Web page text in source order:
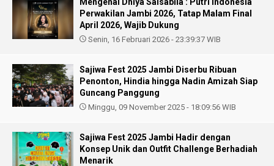
Perwakilan Jambi 2026, Tatap Malam Final
April 2026, Wajib Dukung
Senin, 16 Februari 2026 - 23:39:37 WIB
Sajiwa Fest 2025 Jambi Diserbu Ribuan
Penonton, Hindia hingga Nadin Amizah Siap
Guncang Panggung
Minggu, 09 November 2025 - 18:09:56 WIB
Sajiwa Fest 2025 Jambi Hadir dengan
Konsep Unik dan Outfit Challenge Berhadiah
Menarik